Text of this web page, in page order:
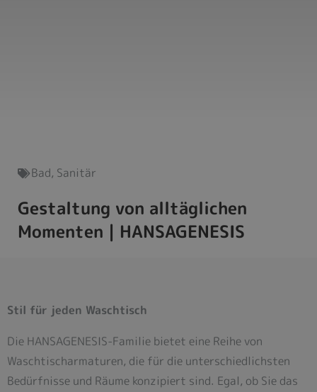
Bad, Sanitär
Gestaltung von alltäglichen
Momenten | HANSAGENESIS
Stil für jeden Waschtisch
Die HANSAGENESIS-Familie bietet eine Reihe von
Waschtischarmaturen, die für die unterschiedlichsten
Bedürfnisse und Räume konzipiert sind. Egal, ob Sie das